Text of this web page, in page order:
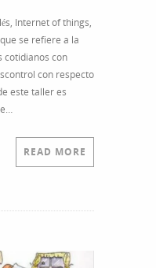
Internet of things,
se refiere a la
cotidianos con
con respecto
este taller es
READ MORE